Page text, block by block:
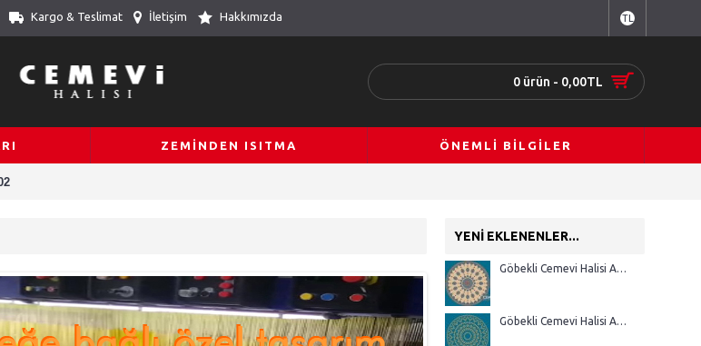
Kargo & Teslimat İletişim Hakkımızda TL
0 ürün - 0,00TL
ZEMİNDEN ISITMA ÖNEMLI BILGILER
YENI EKLENENLER...
Göbekli Cemevi Halisi AGM 19
Göbekli Cemevi Halisi AGM 18